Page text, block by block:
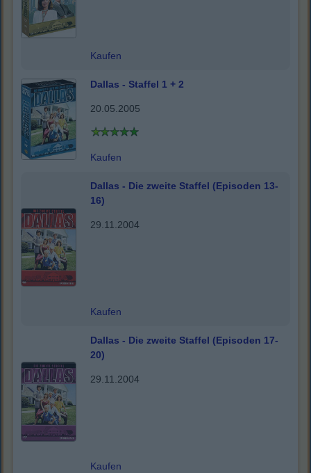
Kaufen
Dallas - Staffel 1 + 2
20.05.2005
Kaufen
Dallas - Die zweite Staffel (Episoden 13-
16)
29.11.2004
Kaufen
Dallas - Die zweite Staffel (Episoden 17-
20)
29.11.2004
Kaufen